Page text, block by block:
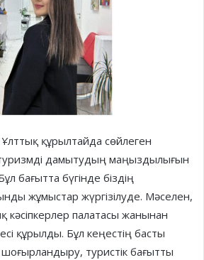
құрылтайда сөйлеген
дамытудың маңыздылығын
бағытта бүгінде біздің
жұмыстар жүргізілуде. Мәселен,
кәсіпкерлер палатасы жанынан
құрылды. Бұл кеңестің басты
туристік бағытты